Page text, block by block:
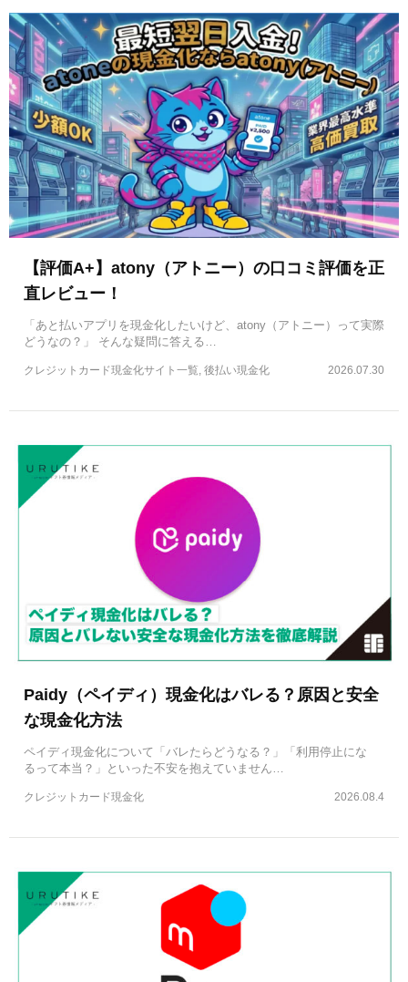
【評価A+】atony（アトニー）の口コミ評価を正
直レビュー！
「あと払いアプリを現金化したいけど、atony（アトニー）って実際
どうなの？」 そんな疑問に答える…
2026.07.30
クレジットカード現金化サイト一覧, 後払い現金化
Paidy（ペイディ）現金化はバレる？原因と安全
な現金化方法
ペイディ現金化について「バレたらどうなる？」「利用停止にな
るって本当？」といった不安を抱えていません…
2026.08.4
クレジットカード現金化